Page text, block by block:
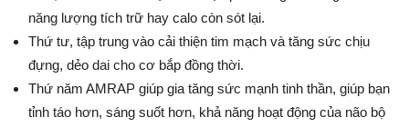
năng lượng tích trữ hay calo còn sót lại.
Thứ tư, tập trung vào cải thiện tim mạch và tăng sức chịu
đựng, dẻo dai cho cơ bắp đồng thời.
Thứ năm AMRAP giúp gia tăng sức mạnh tinh thần, giúp bạn
tỉnh táo hơn, sáng suốt hơn, khả năng hoạt động của não bộ